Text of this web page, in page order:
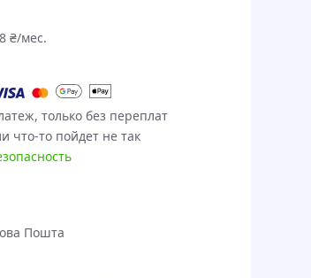
₴/мес.
только без переплат
что-то пойдет не так
Пошта